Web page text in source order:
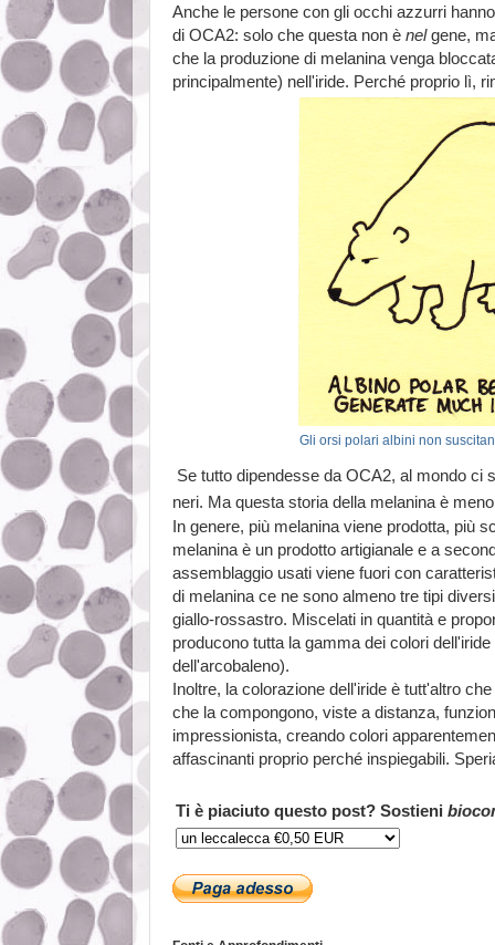
Anche le persone con gli occhi azzurri
di OCA2: solo che questa non è nelgene,
che la produzione di melanina venga
principalmente) nell'iride. Perché proprio lì,
Gli orsi polari albini non
Se tutto dipendesse da OCA2, al mondo ci
neri. Ma questa storia della melanina è
In genere, più melanina viene prodotta, più
melanina è un prodotto artigianale e a
assemblaggio usati viene fuori con
di melanina ce ne sono almeno tre tipi
giallo-rossastro. Miscelati in quantità e
producono tutta la gamma dei colori
dell'arcobaleno).
Inoltre, la colorazione dell'iride è tutt'altro
che la compongono, viste a distanza,
impressionista, creando colori
affascinanti proprio perché inspiegabili.
Ti è piaciuto questo post? Sostieni